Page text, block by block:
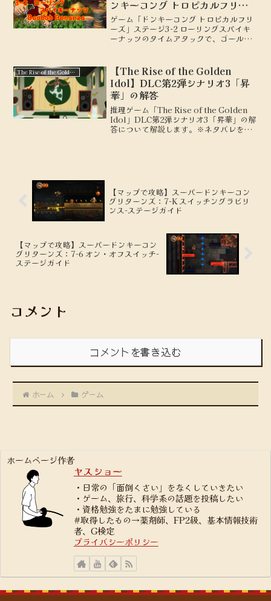
ンキーコング トロピカルフリー
ズ：ゴールドへの道
ゲーム「ドンキーコング トロピカルフリ
ーズ」ステージ3-2 ローリングスパイキ
ーナッツのタイムアタックで、ゴールド
The Rise of the Golden Idol
【The Rise of the Golden
Idol】DLC第2弾シナリオ3「昇
華」の解答
推理ゲーム「The Rise of the Golden
Idol」DLC第2弾シナリオ3「昇華」の解
答について解説します。※ネタバレを含
【マップで攻略】スーパードンキーコン
グリターンズ：7-K スイッチングラビリ
ンス-ステージガイド
【マップで攻略】スーパードンキーコン
グリターンズ：7-6 オン・オフスイッチ-
ステージガイド
コメント
コメントを書き込む
ホーム ゲーム
ホームページ作者
ヤスショー
・日常の「面倒くさい」をなくしていきたい
・ゲーム、旅行、科学系の話題を投稿したい
・資格勉強をたまに勉強している
#取得したもの→薬剤師、FP2級、基本情報技術
者、G検定
プライバシーポリシー